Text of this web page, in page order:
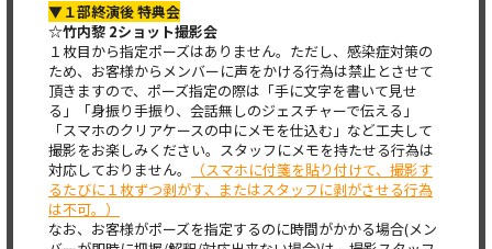
▼１部終演後 特典会
☆竹内黎 2ショット撮影会
１枚目から指定ポーズはありません。ただし、感染症対策の
ため、お客様からメンバーに声をかける行為は禁止とさせて
頂きますので、ポーズ指定の際は「手に文字を書いて見せ
る」「身振り手振り、会話無しのジェスチャーで伝える」
「スマホのクリアケースの中にメモを仕込む」など工夫して
撮影をお楽しみください。スタッフにメモを持たせる行為は
対応しておりません。
（スマホに付箋を貼り付けて、撮影す
るたびに１枚ずつ剥がす、またはスタッフに剥がさせる行為
は不可。）
なお、お客様がポーズを指定するのに時間がかかる場合(メン